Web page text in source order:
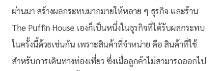
ผ่านมา สร้างผลกระทบมากมายให้หลาย ๆ ธุรกิจ และร้าน
The Puffin House เองก็เป็นหนึ่งในธุรกิจที่ได้รับผลกระทบ
ในครั้งนี้ด้วยเช่นกัน เพราะสินค้าที่จำหน่าย คือ สินค้าที่ใช้
สำหรับการเดินทางท่องเที่ยว ซึ่งเมื่อลูกค้าไม่สามารถออกไป